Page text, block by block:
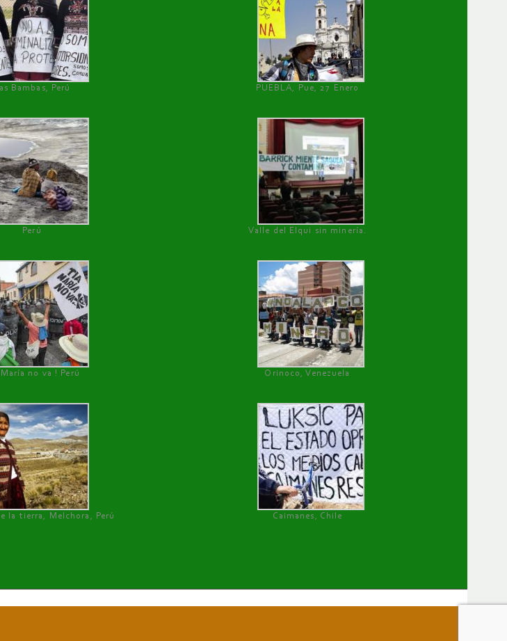
Bambas, Perú PUEBLA, Pue, 27 Enero
Perú Valle del Elqui sin minería.
no va ! Perú Orinoco, Venezuela
la tierra, Melchora, Perú Caimanes, Chile